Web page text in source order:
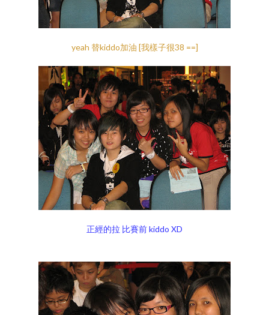
yeah 替kiddo加油 [我樣子很38 ==]
正經的拉 比賽前 kiddo XD